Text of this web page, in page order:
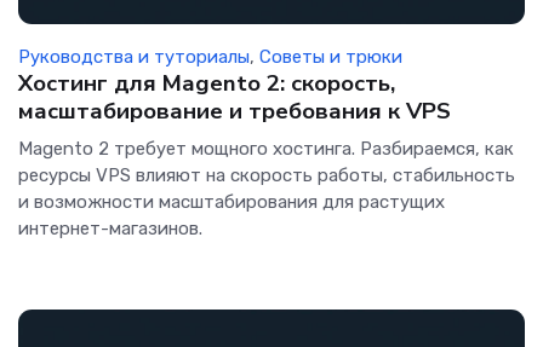
Руководства и туториалы, Советы и трюки
Хостинг для Magento 2: скорость,
масштабирование и требования к VPS
Magento 2 требует мощного хостинга. Разбираемся, как
ресурсы VPS влияют на скорость работы, стабильность
и возможности масштабирования для растущих
интернет-магазинов.